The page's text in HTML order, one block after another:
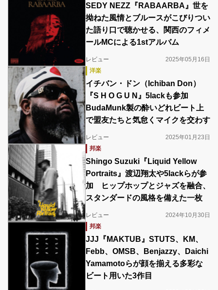
SEDY NEZZ『RABAARBA』世を
拗ねた風情とブルースがこびりつい
た語り口で聴かせる、関西のフィメ
ールMCによる1stアルバム
レビュー
2025年05月16日
洋楽
イチバン・ドン（Ichiban Don）
『S H O G U N』5lackも参加
BudaMunk製の酔いどれビート上
で盟友たちと気怠くマイクを交わす
レビュー
2025年01月23日
邦楽
Shingo Suzuki『Liquid Yellow
Portraits』渡辺翔太や5lackらが参
加 ヒップホップとジャズを融合、
スタンダードの風格を備えた一枚
レビュー
2024年10月30日
邦楽
JJJ『MAKTUB』STUTS、KM、
Febb、OMSB、Benjazzy、Daichi
Yamamotoらが顔を揃える多彩な
ビート用いた3作目